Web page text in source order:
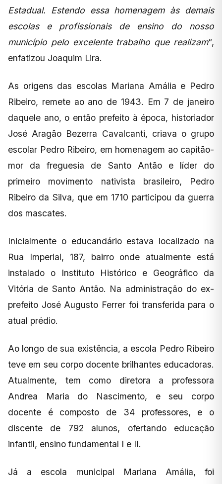
Estadual. Estendo essa homenagem às demais
escolas e profissionais de ensino do nosso
município pelo excelente trabalho que realizam“,
enfatizou Joaquim Lira.
As origens das escolas Mariana Amália e Pedro
Ribeiro, remete ao ano de 1943. Em 7 de janeiro
daquele ano, o então prefeito à época, historiador
José Aragão Bezerra Cavalcanti, criava o grupo
escolar Pedro Ribeiro, em homenagem ao capitão-
mor da freguesia de Santo Antão e líder do
primeiro movimento nativista brasileiro, Pedro
Ribeiro da Silva, que em 1710 participou da guerra
dos mascates.
Inicialmente o educandário estava localizado na
Rua Imperial, 187, bairro onde atualmente está
instalado o Instituto Histórico e Geográfico da
Vitória de Santo Antão. Na administração do ex-
prefeito José Augusto Ferrer foi transferida para o
atual prédio.
Ao longo de sua existência, a escola Pedro Ribeiro
teve em seu corpo docente brilhantes educadoras.
Atualmente, tem como diretora a professora
Andrea Maria do Nascimento, e seu corpo
docente é composto de 34 professores, e o
discente de 792 alunos, ofertando educação
infantil, ensino fundamental I e II.
Já a escola municipal Mariana Amália, foi